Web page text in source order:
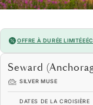
OFFRE À DURÉE LIMITÉE
Seward
SILVER MUSE
DATES DE LA CROISIÈRE